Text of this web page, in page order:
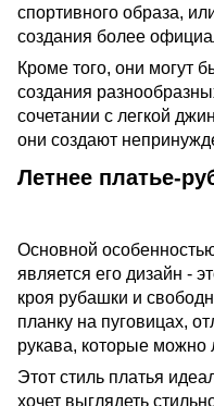
спортивного образа,
создания более
Кроме того, они могут
создания
сочетании с легкой
они создают
Летнее платье-
Основной
является его дизайн -
кроя рубашки и
планку на пуговицах,
рукава, которые можно
Этот стиль платья
хочет выглядеть